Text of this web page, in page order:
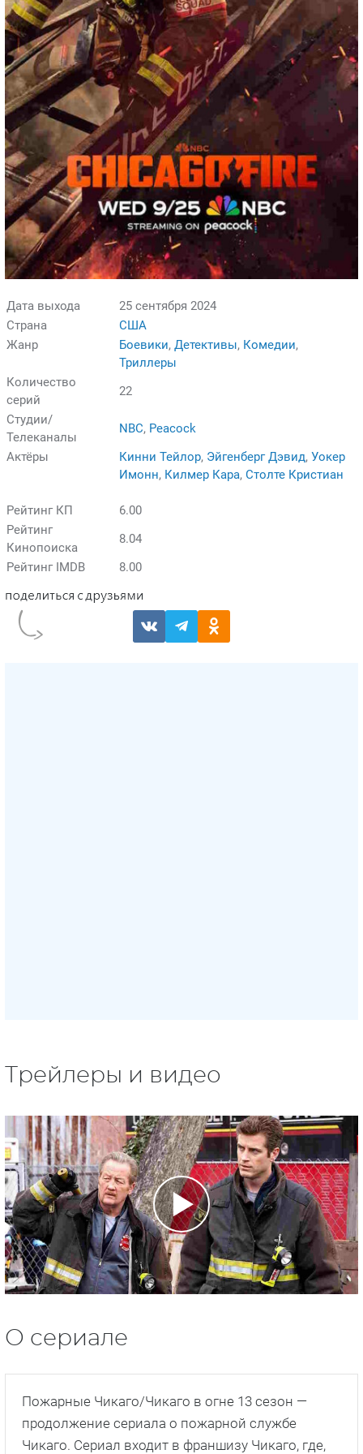
Дата выхода
25 сентября 2024
Страна
США
Жанр
Боевики, Детективы, Комедии,
Триллеры
Количество
серий
22
Студии/
Телеканалы
NBC, Peacock
Актёры
Кинни Тейлор, Эйгенберг Дэвид, Уокер
Имонн, Килмер Кара, Столте Кристиан
Рейтинг КП
6.00
Рейтинг
Кинопоиска
8.04
Рейтинг IMDB
8.00
Трейлеры и видео
О сериале
Пожарные Чикаго/Чикаго в огне 13 сезон —
продолжение сериала о пожарной службе
Чикаго. Сериал входит в франшизу Чикаго, где,